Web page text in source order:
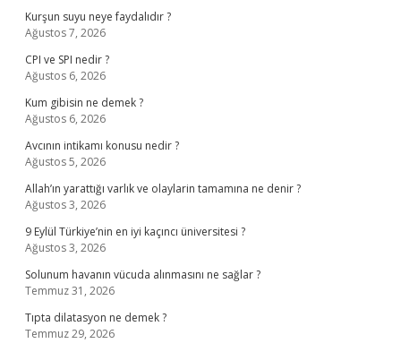
Kurşun suyu neye faydalıdır ?
Ağustos 7, 2026
CPI ve SPI nedir ?
Ağustos 6, 2026
Kum gibisin ne demek ?
Ağustos 6, 2026
Avcının intikamı konusu nedir ?
Ağustos 5, 2026
Allah’ın yarattığı varlık ve olaylarin tamamına ne denir ?
Ağustos 3, 2026
9 Eylül Türkiye’nin en iyi kaçıncı üniversitesi ?
Ağustos 3, 2026
Solunum havanın vücuda alınmasını ne sağlar ?
Temmuz 31, 2026
Tıpta dilatasyon ne demek ?
Temmuz 29, 2026